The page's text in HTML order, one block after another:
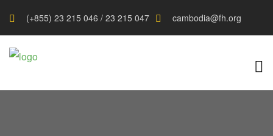
(+855) 23 215 046 / 23 215 047 cambodia@fh.org